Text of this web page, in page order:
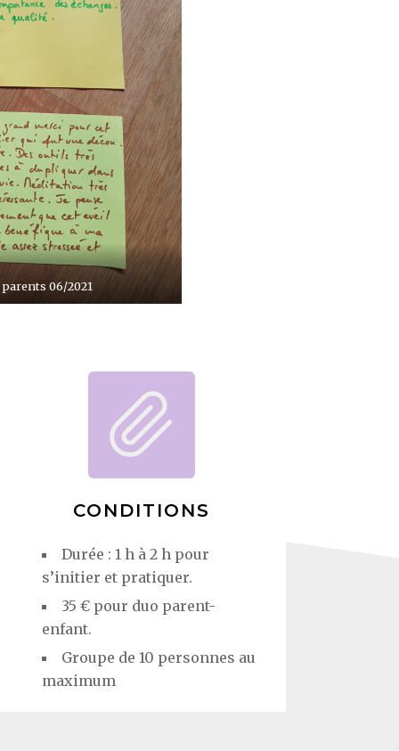
06/2021
CONDITIONS
Durée : 1 h à 2 h pour
s’initier et pratiquer.
35 € pour duo parent-
enfant.
Groupe de 10 personnes au
maximum